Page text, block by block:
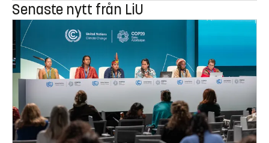
Senaste nytt från LiU